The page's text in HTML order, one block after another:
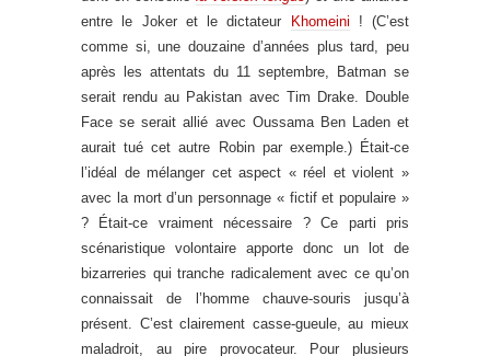
entre le Joker et le dictateur
Khomeini ! (C’est
comme si, une douzaine d’années plus tard, peu
après les attentats du 11 septembre, Batman se
serait rendu au Pakistan avec Tim Drake. Double
Face se serait allié avec Oussama Ben Laden et
aurait tué cet autre Robin par exemple.) Était-ce
l’idéal de mélanger cet aspect « réel et violent »
avec la mort d’un personnage « fictif et populaire »
? Était-ce vraiment nécessaire ? Ce parti pris
scénaristique volontaire apporte donc un lot de
bizarreries qui tranche radicalement avec ce qu’on
connaissait de l’homme chauve-souris jusqu’à
présent. C’est clairement casse-gueule, au mieux
maladroit, au pire provocateur. Pour plusieurs